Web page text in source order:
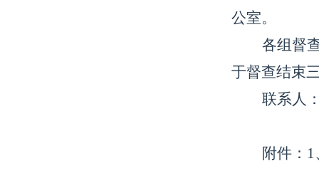
公室。
各组督
于督查结束
联系人
附件：